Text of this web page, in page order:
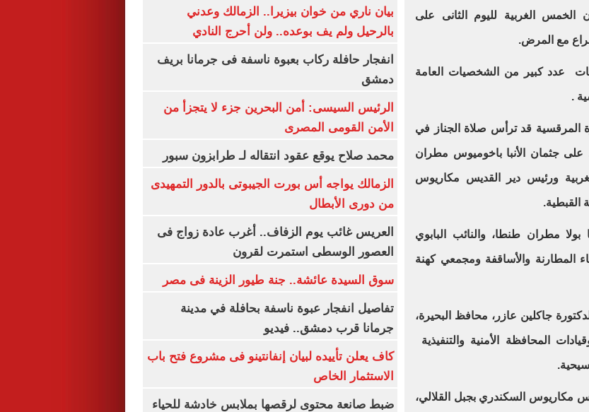
الغربية لليوم الثانى على
عدد كبير من الشخصيات العامة
.
المرقسية قد ترأس صلاة الجناز في
جثمان الأنبا باخوميوس مطران
ورئيس دير القديس مكاريوس
القبطية.
مطران طنطا، والنائب البابوي
المطارنة والأساقفة ومجمعي كهنة
جاكلين عازر، محافظ البحيرة،
المحافظة الأمنية والتنفيذية
مكاريوس السكندري بجبل القلالي،
بيان ناري من خوان بيزيرا.. الزمالك وعدني
بالرحيل ولم يف بوعده.. ولن أحرج النادي
انفجار حافلة ركاب بعبوة ناسفة فى جرمانا بريف
دمشق
الرئيس السيسى: أمن البحرين جزء لا يتجزأ من
الأمن القومى المصرى
محمد صلاح يوقع عقود انتقاله لـ طرابزون سبور
الزمالك يواجه أس بورت الجيبوتى بالدور التمهيدى
من دورى الأبطال
العريس غائب يوم الزفاف.. أغرب عادة زواج فى
العصور الوسطى استمرت لقرون
سوق السيدة عائشة.. جنة طيور الزينة فى مصر
تفاصيل انفجار عبوة ناسفة بحافلة في مدينة
جرمانا قرب دمشق.. فيديو
كاف يعلن تأييده لبيان إنفانتينو فى مشروع فتح باب
الاستثمار الخاص
ضبط صانعة محتوى لرقصها بملابس خادشة للحياء